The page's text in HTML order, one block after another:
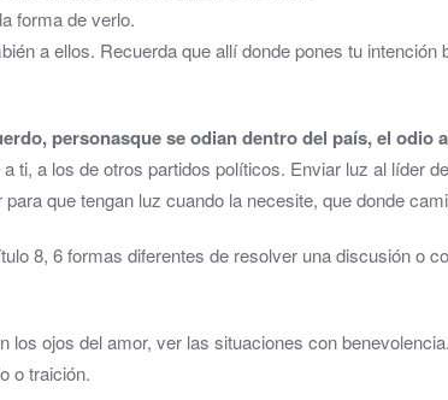
forma de verlo.
a ellos. Recuerda que allí donde pones tu
personasque se odian dentro del país, el odio
ti, a los de otros partidos políticos. Enviar luz al líder
que tengan luz cuando la necesite, que donde
8, 6 formas diferentes de resolver una discusión o
ojos del amor, ver las situaciones con
o traición.